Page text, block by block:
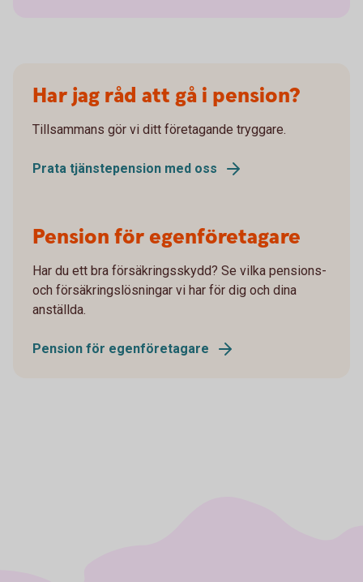
Har jag råd att gå i pension?
Tillsammans gör vi ditt företagande tryggare.
Prata tjänstepension med oss
Pension för egenföretagare
Har du ett bra försäkringsskydd? Se vilka pensions-
och försäkringslösningar vi har för dig och dina
anställda.
Pension för egenföretagare